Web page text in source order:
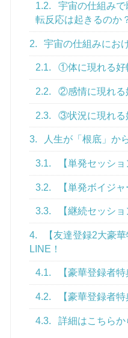
1.2.
宇宙の仕組み
転反応は起きるのか
2. 宇宙の仕組みにお
2.1. ①体に現れる好
2.2. ②感情に現れる
2.3. ③状況に現れる
3. 人生が「根底」か
3.1. 【単発セッショ
3.2. 【単発ボイジ
3.3. 【継続セッショ
4.
【友達登録2大豪
LINE！
4.1. 【豪華登録者特
4.2. 【豪華登録者特
4.3. 詳細はこちらか